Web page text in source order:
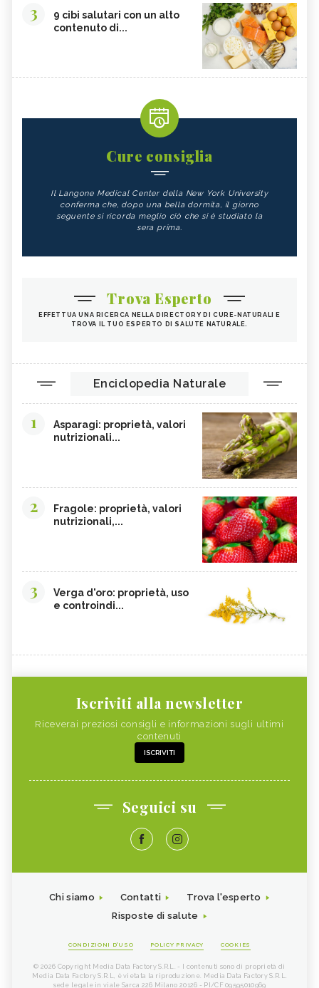
3
9 cibi salutari con un alto
contenuto di...
Cure consiglia
Il Langone Medical Center della New York University
conferma che, dopo una bella dormita, il giorno
seguente si ricorda meglio ciò che si è studiato la
sera prima.
Trova Esperto
EFFETTUA UNA RICERCA NELLA DIRECTORY DI CURE-NATURALI E
TROVA IL TUO ESPERTO DI SALUTE NATURALE.
Enciclopedia Naturale
1
Asparagi: proprietà, valori
nutrizionali...
2
Fragole: proprietà, valori
nutrizionali,...
3
Verga d'oro: proprietà, uso
e controindi...
Iscriviti alla newsletter
Riceverai preziosi consigli e informazioni sugli ultimi
contenuti
ISCRIVITI
Seguici su
Chi siamo Contatti
Trova l'esperto
Risposte di salute
CONDIZIONI D'USO POLICY PRIVACY COOKIES
© 2026 Copyright Media Data Factory S.R.L. - I contenuti sono di proprietà di
Media Data Factory S.R.L, è vietata la riproduzione. Media Data Factory S.R.L.
sede legale in viale Sarca 226 Milano 20126 - PI/CF 09595010969